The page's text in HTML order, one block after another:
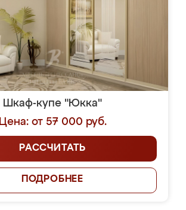
Шкаф-купе "Юкка"
Цена: от 57 000 руб.
РАССЧИТАТЬ
ПОДРОБНЕЕ